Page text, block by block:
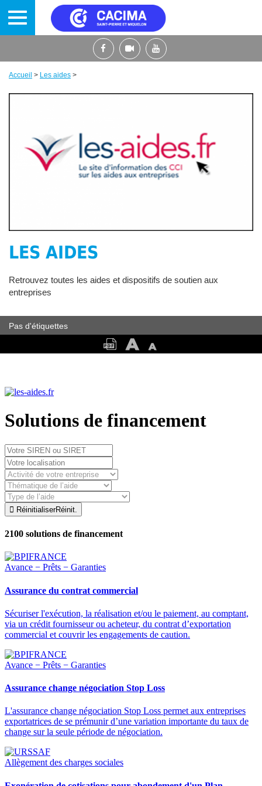
au
Fil
Accueil > Les aides >
LES AIDES
Retrouvez toutes les aides et dispositifs de soutien aux
entreprises
Pas d'étiquettes